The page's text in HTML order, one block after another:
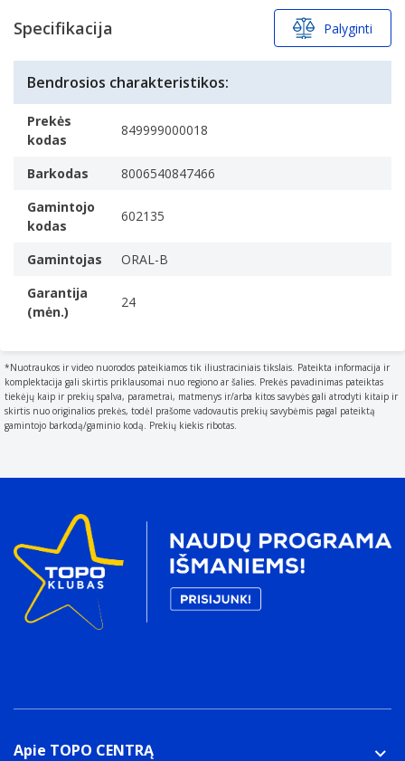
Specifikacija Palyginti
Bendrosios charakteristikos:
Prekės
kodas
849999000018
Barkodas
8006540847466
Gamintojo
kodas
602135
Gamintojas
ORAL-B
Garantija
(mėn.)
24
*Nuotraukos ir video nuorodos pateikiamos tik iliustraciniais tikslais. Pateikta informacija ir
komplektacija gali skirtis priklausomai nuo regiono ar šalies. Prekės pavadinimas pateiktas
tiekėjų kaip ir prekių spalva, parametrai, matmenys ir/arba kitos savybės gali atrodyti kitaip ir
skirtis nuo originalios prekės, todėl prašome vadovautis prekių savybėmis pagal pateiktą
gamintojo barkodą/gaminio kodą. Prekių kiekis ribotas.
Apie TOPO CENTRĄ